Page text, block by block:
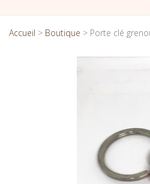
Accueil > Boutique > Porte clé